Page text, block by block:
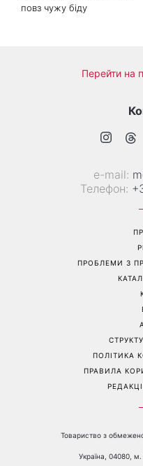
повз чужу біду
Перейти на
е-mail:
Телефон:
ПРОБЛЕМИ З
ПОЛІТИКА
ПРАВИЛА
Товариство з
Україна, 04080, м.